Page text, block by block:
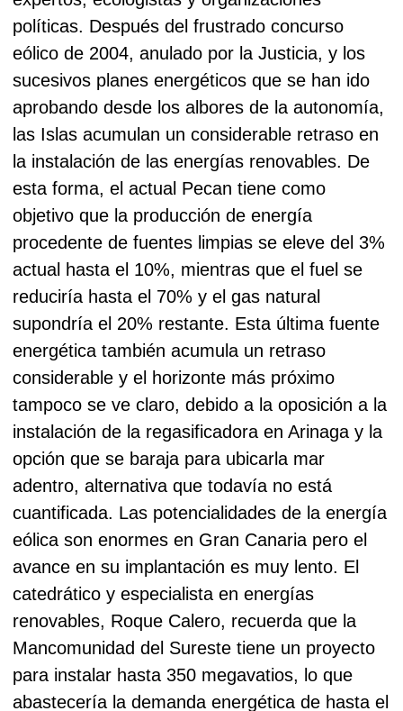
políticas. Después del frustrado concurso
eólico de 2004, anulado por la Justicia, y los
sucesivos planes energéticos que se han ido
aprobando desde los albores de la autonomía,
las Islas acumulan un considerable retraso en
la instalación de las energías renovables. De
esta forma, el actual Pecan tiene como
objetivo que la producción de energía
procedente de fuentes limpias se eleve del 3%
actual hasta el 10%, mientras que el fuel se
reduciría hasta el 70% y el gas natural
supondría el 20% restante. Esta última fuente
energética también acumula un retraso
considerable y el horizonte más próximo
tampoco se ve claro, debido a la oposición a la
instalación de la regasificadora en Arinaga y la
opción que se baraja para ubicarla mar
adentro, alternativa que todavía no está
cuantificada. Las potencialidades de la energía
eólica son enormes en Gran Canaria pero el
avance en su implantación es muy lento. El
catedrático y especialista en energías
renovables, Roque Calero, recuerda que la
Mancomunidad del Sureste tiene un proyecto
para instalar hasta 350 megavatios, lo que
abastecería la demanda energética de hasta el